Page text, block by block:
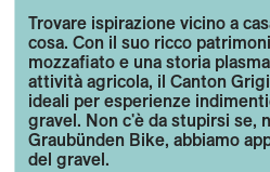
Trovare ispirazione vicino a
cosa. Con il suo ricco
mozzafiato e una storia
attività agricola, il Canton
ideali per esperienze
gravel. Non c'è da stupirsi se,
Graubünden Bike, abbiamo
del gravel.